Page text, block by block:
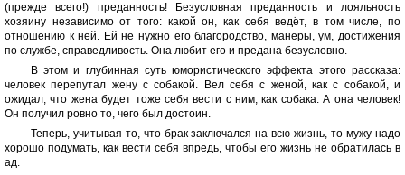
(прежде всего!) преданность! Безусловная преданность и лояльность
хозяину независимо от того: какой он, как себя ведёт, в том числе, по
отношению к ней. Ей не нужно его благородство, манеры, ум, достижения
по службе, справедливость. Она любит его и предана безусловно.
В этом и глубинная суть юмористического эффекта этого рассказа:
человек перепутал жену с собакой. Вел себя с женой, как с собакой, и
ожидал, что жена будет тоже себя вести с ним, как собака. А она человек!
Он получил ровно то, чего был достоин.
Теперь, учитывая то, что брак заключался на всю жизнь, то мужу надо
хорошо подумать, как вести себя впредь, чтобы его жизнь не обратилась в
ад.